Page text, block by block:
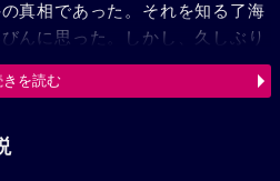
真相であった。それを知る了海
んに思った。しかし、久しぶり
が弱気なためバクチに手を出し
から金を借りたり、その急場を
れながらも、新吉のため金を作
きを読む